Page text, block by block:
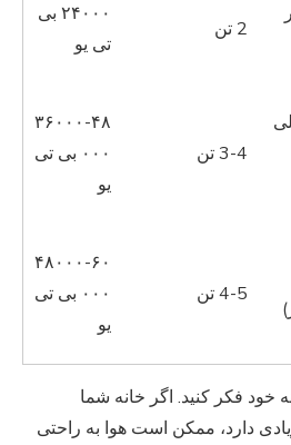
2 تن
۲۴۰۰۰ بی
تی یو
3-4 تن
۳۶۰۰۰-۴۸
۰۰۰ بی تی
یو
4-5 تن
۴۸۰۰۰-۶۰
۰۰۰ بی تی
یو
خود فکر کنید. اگر خانه شما
زیادی دارد، ممکن است هوا به راحتی